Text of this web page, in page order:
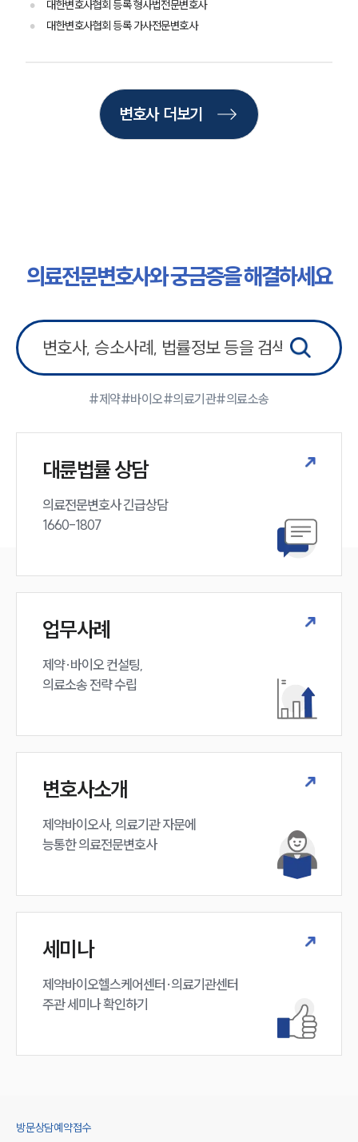
주요 업무사례
사례분석/최신동향
업무분야
의료전문변호사
소식/자료
언론보도
법률서식
세미나
대륜법률상담예약
대한변호사협회 등록 형사법전문변호사
대한변호사협회 등록 가사전문변호사
변호사 더보기
의료전문변호사와 궁금증을 해결하세요
#제약#바이오#의료기관#의료소송
대륜법률 상담
의료전문변호사 긴급상담
1660-1807
업무사례
제약·바이오 컨설팅,
의료소송 전략 수립
변호사소개
제약바이오사, 의료기관 자문에
능통한 의료전문변호사
세미나
제약바이오헬스케어센터·의료기관센터
주관 세미나 확인하기
방문상담예약접수